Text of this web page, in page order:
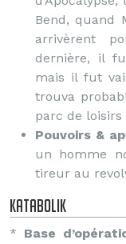
Bend, quand
arrivèrent
dernière, il
mais il fut
trouva
parc de loisirs
Pouvoirs &
un homme
tireur au
Katabolik
* Base